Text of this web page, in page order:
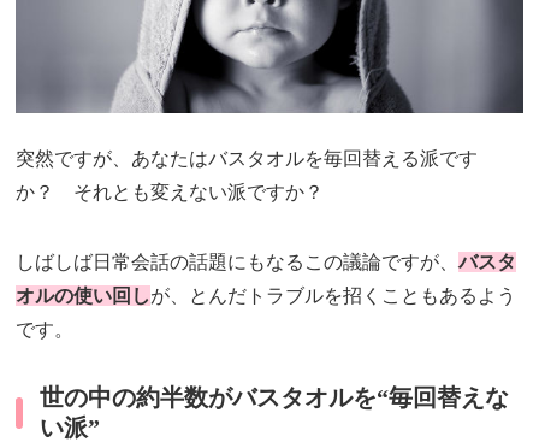
突然ですが、あなたはバスタオルを毎回替える派です
か？ それとも変えない派ですか？
しばしば日常会話の話題にもなるこの議論ですが、バスタ
オルの使い回しが、とんだトラブルを招くこともあるよう
です。
世の中の約半数がバスタオルを“毎回替えな
い派”